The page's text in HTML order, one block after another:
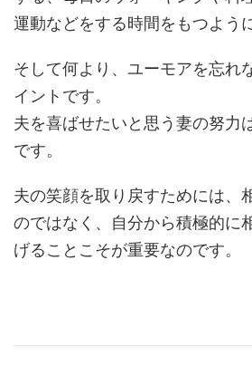
運動などをする時間をもつよう
そして何より、ユーモアを忘れ
イントです。
夫を喜ばせたいと思う妻の努力
です。
夫の笑顔を取り戻すためには、
のではなく、自分から積極的に
げることこそが重要なのです。